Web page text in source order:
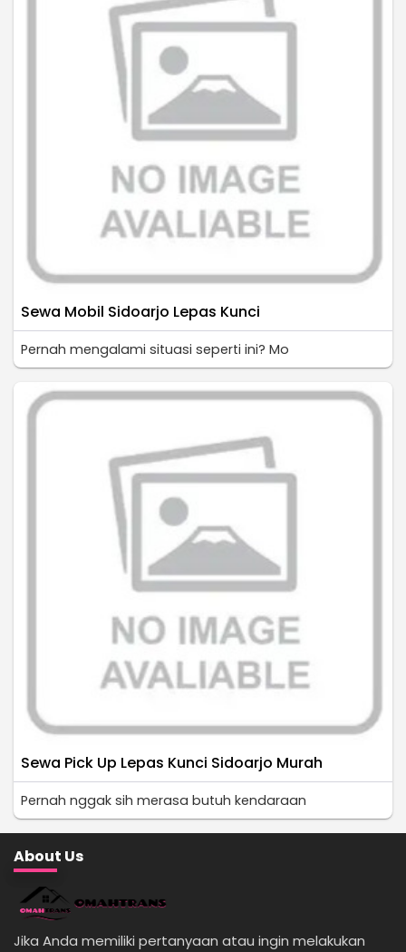
Sewa Mobil Sidoarjo Lepas Kunci
Pernah mengalami situasi seperti ini? Mo
Sewa Pick Up Lepas Kunci Sidoarjo Murah
Pernah nggak sih merasa butuh kendaraan
About Us
Jika Anda memiliki pertanyaan atau ingin melakukan